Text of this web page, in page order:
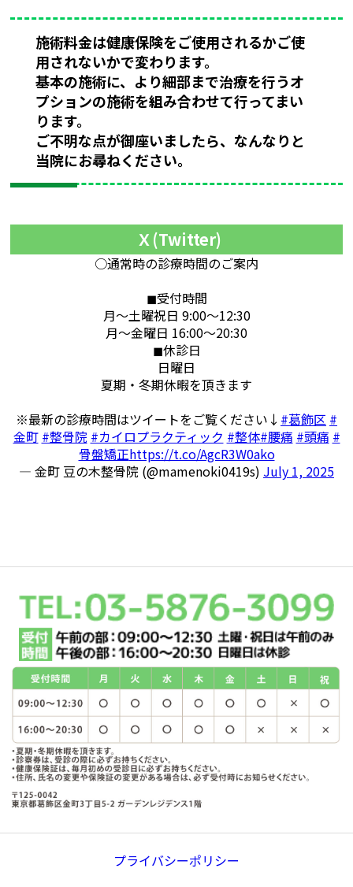
施術料金は健康保険をご使用されるかご使
用されないかで変わります。
基本の施術に、より細部まで治療を行うオ
プションの施術を組み合わせて行ってまい
ります。
ご不明な点が御座いましたら、なんなりと
当院にお尋ねください。
Ｘ(Twitter)
○通常時の診療時間のご案内
◼︎受付時間
月～土曜祝日 9:00～12:30
月～金曜日 16:00～20:30
◼︎休診日
日曜日
夏期・冬期休暇を頂きます
※最新の診療時間はツイートをご覧ください↓ #葛飾区 #
金町 #整骨院 #カイロプラクティック #整体#腰痛 #頭痛 #
骨盤矯正https://t.co/AgcR3W0ako
— 金町 豆の木整骨院 (@mamenoki0419s) July 1, 2025
プライバシーポリシー